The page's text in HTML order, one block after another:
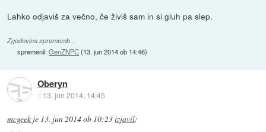
Lahko odjaviš za večno, če živiš sam in si gluh pa slep.
Zgodovina sprememb…
spremenil:GenZNPC(13. jun 2014 ob 14:46)
Oberyn
:: 13. jun 2014, 14:45
mcgeek je 13. jun 2014 ob 10:23izjavil: